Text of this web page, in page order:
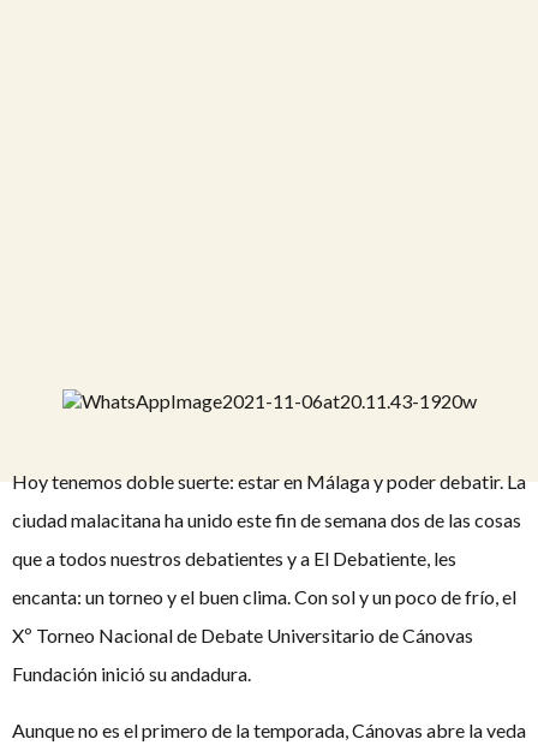
Hoy tenemos doble suerte: estar en Málaga y poder debatir. La
ciudad malacitana ha unido este fin de semana dos de las cosas
que a todos nuestros debatientes y a El Debatiente, les
encanta: un torneo y el buen clima. Con sol y un poco de frío, el
Xº Torneo Nacional de Debate Universitario de Cánovas
Fundación inició su andadura.
Aunque no es el primero de la temporada, Cánovas abre la veda